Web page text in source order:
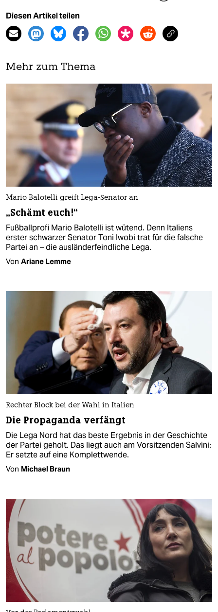
Diesen Artikel teilen
Mehr zum Thema
Mario Balotelli greift Lega-Senator an
„Schämt euch!“
Fußballprofi Mario Balotelli ist wütend. Denn Italiens
erster schwarzer Senator Toni Iwobi trat für die falsche
Partei an – die ausländerfeindliche Lega.
Von Ariane Lemme
Rechter Block bei der Wahl in Italien
Die Propaganda verfängt
Die Lega Nord hat das beste Ergebnis in der Geschichte
der Partei geholt. Das liegt auch am Vorsitzenden Salvini:
Er setzte auf eine Komplettwende.
Von Michael Braun